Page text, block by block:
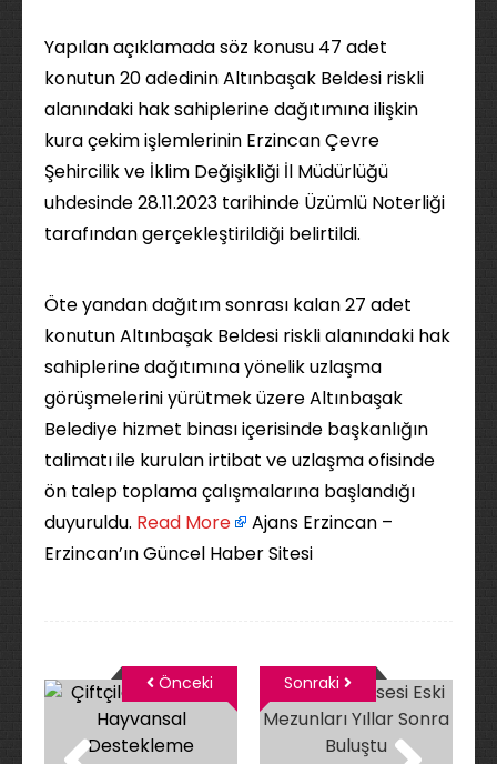
Yapılan açıklamada söz konusu 47 adet
konutun 20 adedinin Altınbaşak Beldesi riskli
alanındaki hak sahiplerine dağıtımına ilişkin
kura çekim işlemlerinin Erzincan Çevre
Şehircilik ve İklim Değişikliği İl Müdürlüğü
uhdesinde 28.11.2023 tarihinde Üzümlü Noterliği
tarafından gerçekleştirildiği belirtildi.
Öte yandan dağıtım sonrası kalan 27 adet
konutun Altınbaşak Beldesi riskli alanındaki hak
sahiplerine dağıtımına yönelik uzlaşma
görüşmelerini yürütmek üzere Altınbaşak
Belediye hizmet binası içerisinde başkanlığın
talimatı ile kurulan irtibat ve uzlaşma ofisinde
ön talep toplama çalışmalarına başlandığı
duyuruldu. ​ Read More
Ajans Erzincan –
Erzincan’ın Güncel Haber Sitesi
Önceki Sonraki